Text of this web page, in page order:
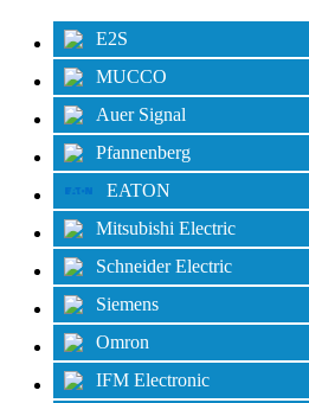
E2S
MUCCO
Auer Signal
Pfannenberg
EATON
Mitsubishi Electric
Schneider Electric
Siemens
Omron
IFM Electronic